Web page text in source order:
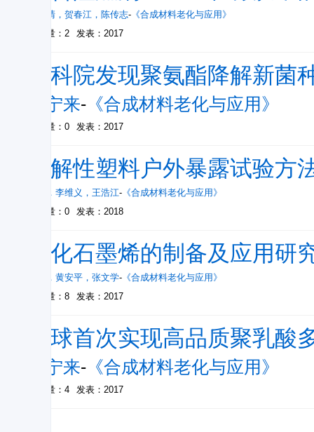
张宪清 ， 贺春江 ， 陈传志- 《合成材料老化与应用》
被引量：2
发表：2017
中科院发现聚氨酯降解新菌
郑宁来- 《合成材料老化与应用》
被引量：0 发表：2017
光解性塑料户外暴露试验方
， 李维义 ， 王浩江- 《合成材料老化与应用》
被引量：0
发表：2018
氧化石墨烯的制备及应用研
， 黄安平 ， 张文学- 《合成材料老化与应用》
被引量：8
发表：2017
全球首次实现高品质聚乳酸
郑宁来- 《合成材料老化与应用》
被引量：4 发表：2017